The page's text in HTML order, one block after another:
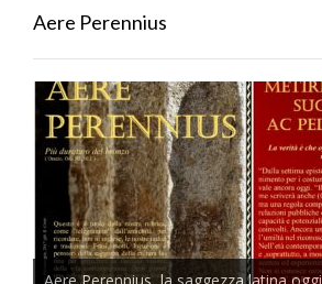
Aere Perennius